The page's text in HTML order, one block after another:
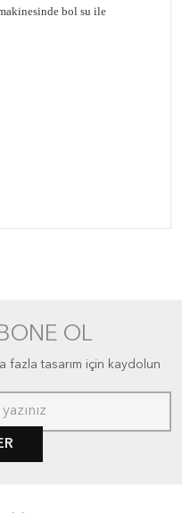
bol su ile
OL
fazla tasarım için kaydolun